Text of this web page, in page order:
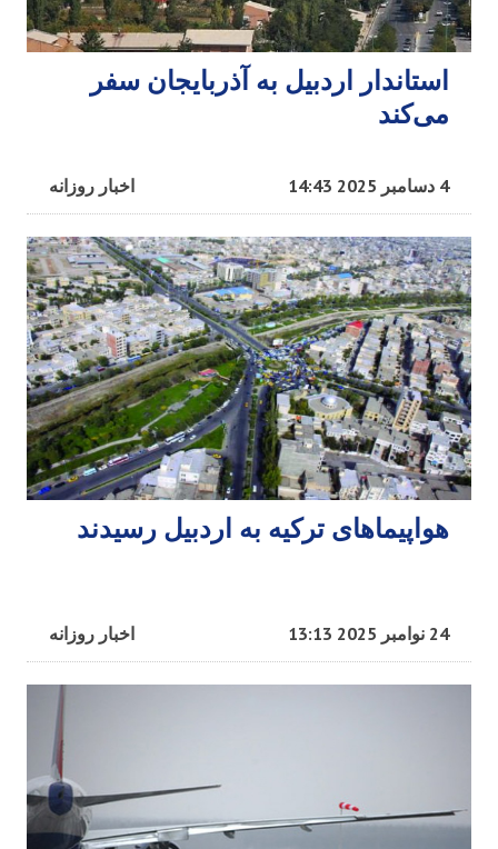
استاندار اردبیل به آذربایجان سفر
می‌کند
اخبار روزانه 4 دسامبر 2025 14:43
هواپیماهای ترکیه به اردبیل رسیدند
اخبار روزانه 24 نوامبر 2025 13:13